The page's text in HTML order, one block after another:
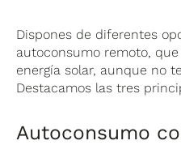
Dispones de diferentes
autoconsumo remoto,
energía solar, aunque no
Destacamos las tres
Autoconsumo